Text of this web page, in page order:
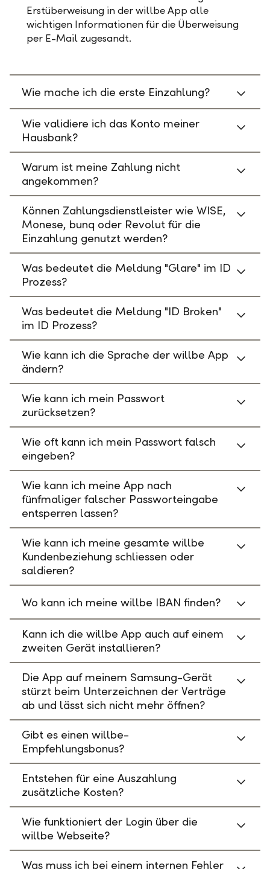
Erstüberweisung in der willbe App alle
wichtigen Informationen für die Überweisung
per E-Mail zugesandt.
Wie mache ich die erste Einzahlung?
Wie validiere ich das Konto meiner
Hausbank?
Warum ist meine Zahlung nicht
angekommen?
Können Zahlungsdienstleister wie WISE,
Monese, bunq oder Revolut für die
Einzahlung genutzt werden?
Was bedeutet die Meldung "Glare" im ID
Prozess?
Was bedeutet die Meldung "ID Broken"
im ID Prozess?
Wie kann ich die Sprache der willbe App
ändern?
Wie kann ich mein Passwort
zurücksetzen?
Wie oft kann ich mein Passwort falsch
eingeben?
Wie kann ich meine App nach
fünfmaliger falscher Passworteingabe
entsperren lassen?
Wie kann ich meine gesamte willbe
Kundenbeziehung schliessen oder
saldieren?
Wo kann ich meine willbe IBAN finden?
Kann ich die willbe App auch auf einem
zweiten Gerät installieren?
Die App auf meinem Samsung-Gerät
stürzt beim Unterzeichnen der Verträge
ab und lässt sich nicht mehr öffnen?
Gibt es einen willbe-
Empfehlungsbonus?
Entstehen für eine Auszahlung
zusätzliche Kosten?
Wie funktioniert der Login über die
willbe Webseite?
Was muss ich bei einem internen Fehler